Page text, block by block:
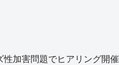
加害問題でヒアリング開催